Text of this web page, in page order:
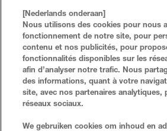
SOURCILS BROW
4 TEINTES
ACHETER MAINTENANTTATTOO BROW PEEL-OFF ENCRE À
6 TEINTES
FAQ
[Nederlands onderaan]
Nous utilisons des cookies pour nous
fonctionnement de notre site, pour
contenu et nos publicités, pour
fonctionnalités disponibles sur les
afin d’analyser notre trafic. Nous
des informations, quant à votre
site, avec nos partenaires analytiques,
réseaux sociaux.
We gebruiken cookies om inhoud en